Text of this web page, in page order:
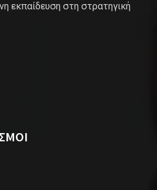
εκπαίδευση στη στρατηγική